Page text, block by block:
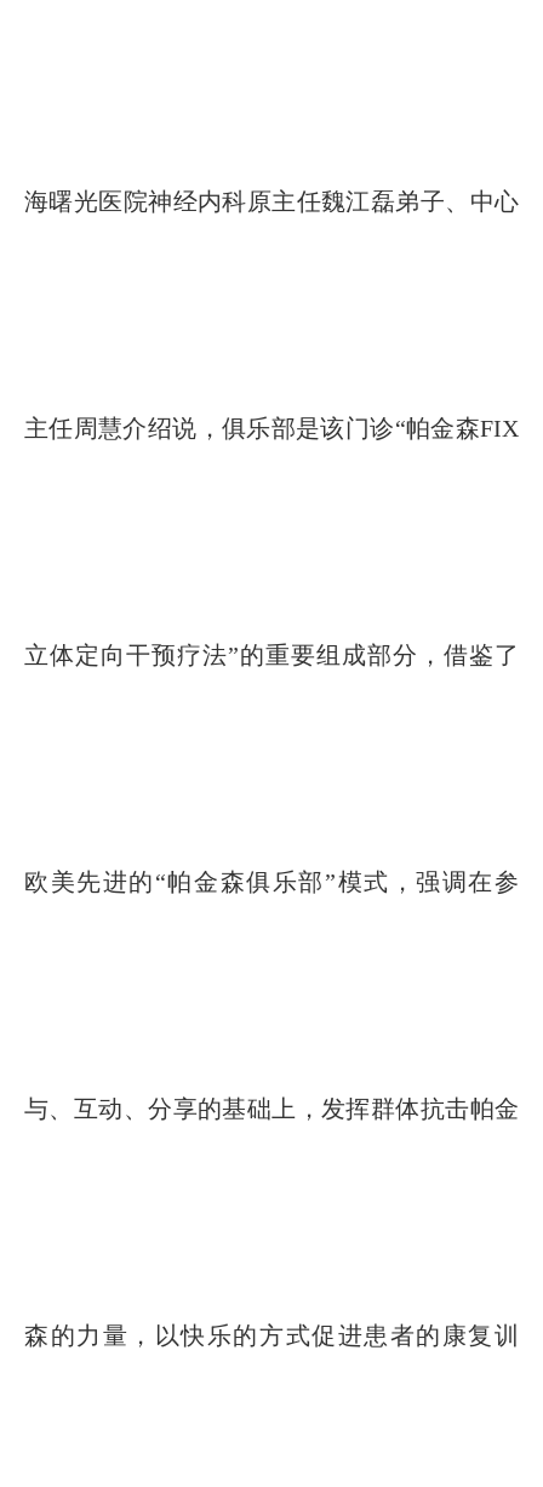
海曙光医院神经内科原主任魏江磊弟子、中心
主任周慧介绍说，俱乐部是该门诊“帕金森FIX
立体定向干预疗法”的重要组成部分，借鉴了
欧美先进的“帕金森俱乐部”模式，强调在参
与、互动、分享的基础上，发挥群体抗击帕金
森的力量，以快乐的方式促进患者的康复训